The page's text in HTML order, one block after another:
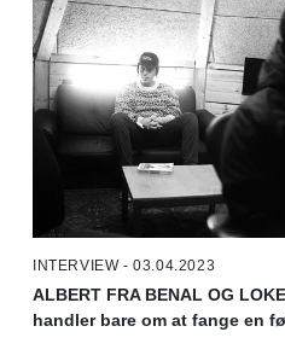
INTERVIEW - 03.04.2023
ALBERT FRA BENAL OG
handler bare om at fange en